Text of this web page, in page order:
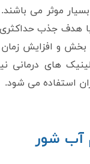
موثر می باشند.
با هدف جذب
بخش و افزایش
های درمانی
استفاده می شود.
آب شور